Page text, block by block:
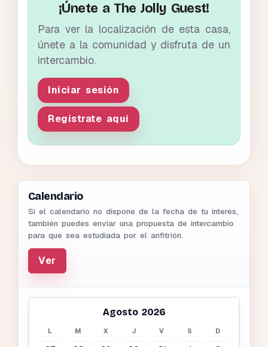
¡Únete a The Jolly Guest!
Para ver la localización de esta casa,
únete a la comunidad y disfruta de un
intercambio.
Iniciar sesión
Regístrate aquí
Calendario
Si el calendario no dispone de la fecha de tu interés,
también puedes enviar una propuesta de intercambio
para que sea estudiada por el anfitrión.
Ver
Agosto 2026
L M X J V S D